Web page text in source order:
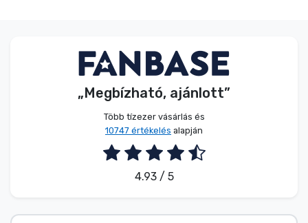
„Megbízható, ajánlott”
Több tízezer vásárlás és
10747 értékelés alapján
4.93 / 5